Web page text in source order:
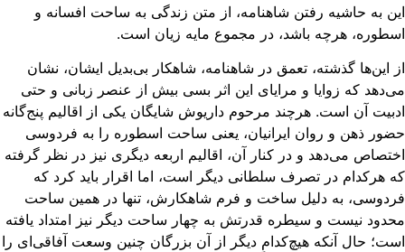
به حاشیه رفتن شاهنامه، از متن زندگی به ساحت افسانه و
هرچه باشد، در مجموع مایه زیان است.
این‌ها گذشته، تعمق در شاهنامه، شاهکار بی‌بدیل ایشان، نشان
که زوایا و مرایای این اثر بسی بیش از عنصر زبانی و حتی
آن است. هرچند مرحوم داریوش شایگان یکی از اقالیم پنج‌گانه
ذهن و روان ایرانیان، یعنی ساحت اسطوره را به فردوسی
می‌دهد و در کنار آن، اقالیم اربعه دیگری نیز در نظر گرفته
هرکدام در تصرف سلطانی دیگر است، اما اقرار باید کرد که
به دلیل ساخت و فرم شاهکارش، تنها در همین ساحت
نیست و سیطره قدرتش به چهار ساحت دیگر نیز امتداد یافته
حال آنکه هیچ‌کدامِ دیگر از آن بزرگان چنین وسعت آفاقی‌ای را